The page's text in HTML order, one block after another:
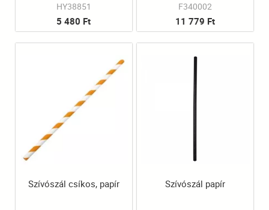
HY38851
5 480 Ft
F340002
11 779 Ft
Szívószál csíkos, papír Szívószál papír